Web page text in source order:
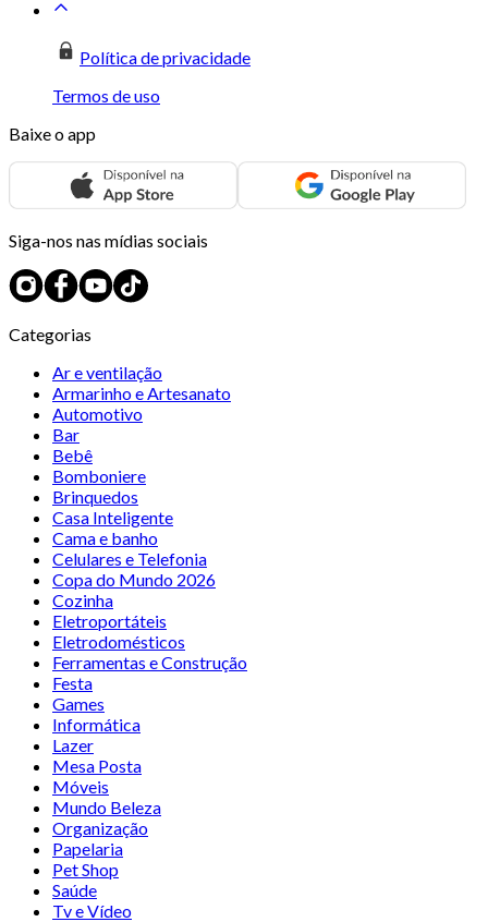
Política de privacidade
Termos de uso
Baixe o app
Siga-nos nas mídias sociais
Categorias
Ar e ventilação
Armarinho e Artesanato
Automotivo
Bar
Bebê
Bomboniere
Brinquedos
Casa Inteligente
Cama e banho
Celulares e Telefonia
Copa do Mundo 2026
Cozinha
Eletroportáteis
Eletrodomésticos
Ferramentas e Construção
Festa
Games
Informática
Lazer
Mesa Posta
Móveis
Mundo Beleza
Organização
Papelaria
Pet Shop
Saúde
Tv e Vídeo